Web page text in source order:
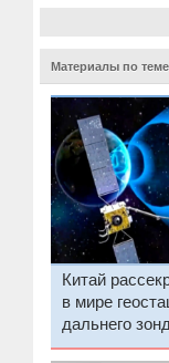
Материалы по теме
Китай
в мире
дальнего